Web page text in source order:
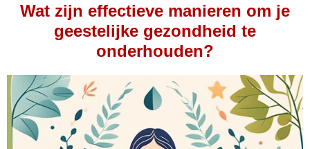
Wat zijn effectieve manieren om je
geestelijke gezondheid te
onderhouden?